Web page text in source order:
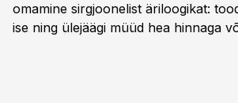
omamine sirgjoonelist äriloogikat:
ise ning ülejäägi müüd hea hinnaga